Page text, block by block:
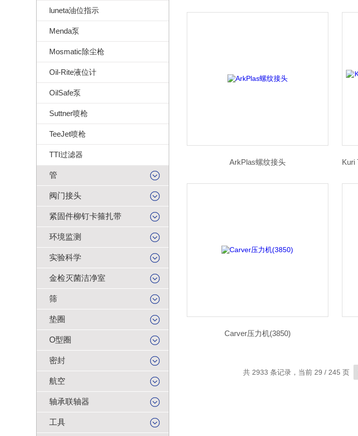
luneta油位指示
Menda泵
Mosmatic除尘枪
Oil-Rite液位计
OilSafe泵
Suttner喷枪
TeeJet喷枪
TTI过滤器
管
阀门接头
紧固件柳钉卡箍扎带
环境监测
实验科学
金检灭菌洁净室
筛
垫圈
O型圈
密封
航空
轴承联轴器
工具
ArkPlas螺纹接头
Carver压力机(3850)
共 2933 条记录，当前 29 / 245 页